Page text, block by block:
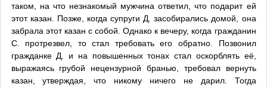
таком, на что незнакомый мужчина ответил, что подарит ей
этот казан. Позже, когда супруги Д. засобирались домой, она
забрала этот казан с собой. Однако к вечеру, когда гражданин
С. протрезвел, то стал требовать его обратно. Позвонил
гражданке Д. и на повышенных тонах стал оскорблять её,
выражаясь грубой нецензурной бранью, требовал вернуть
казан, утверждая, что никому ничего не дарил. Тогда